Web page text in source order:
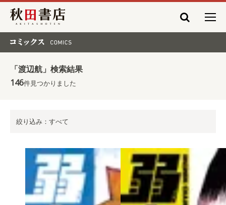
秋田書店
「渡辺航」検索結果
146件見つかりました
絞り込み：すべて